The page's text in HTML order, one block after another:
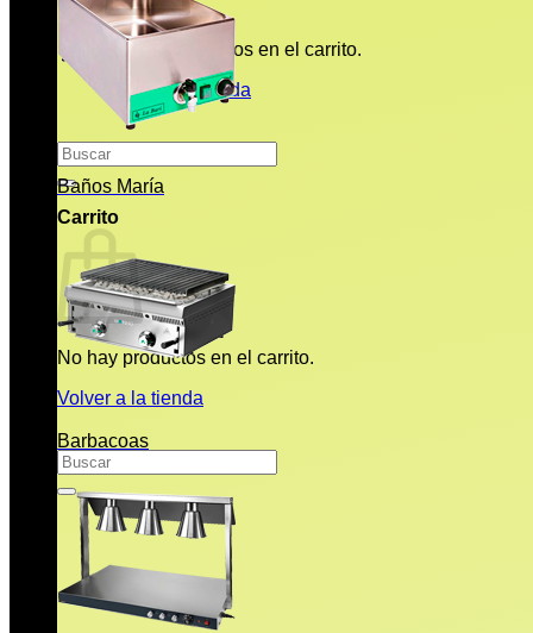
No hay productos en el carrito.
Volver a la tienda
Buscar
por:
Carrito
No hay productos en el carrito.
Volver a la tienda
Buscar
por:
Baños María
Barbacoas